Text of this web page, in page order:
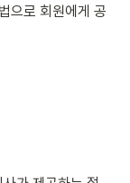
으로 회원에게 공